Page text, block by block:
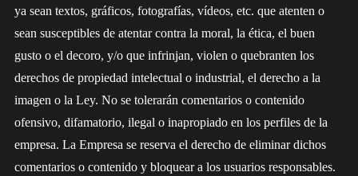
ya sean textos, gráficos, fotografías, vídeos, etc. que atenten o
sean susceptibles de atentar contra la moral, la ética, el buen
gusto o el decoro, y/o que infrinjan, violen o quebranten los
derechos de propiedad intelectual o industrial, el derecho a la
imagen o la Ley. No se tolerarán comentarios o contenido
ofensivo, difamatorio, ilegal o inapropiado en los perfiles de la
empresa. La Empresa se reserva el derecho de eliminar dichos
comentarios o contenido y bloquear a los usuarios responsables.